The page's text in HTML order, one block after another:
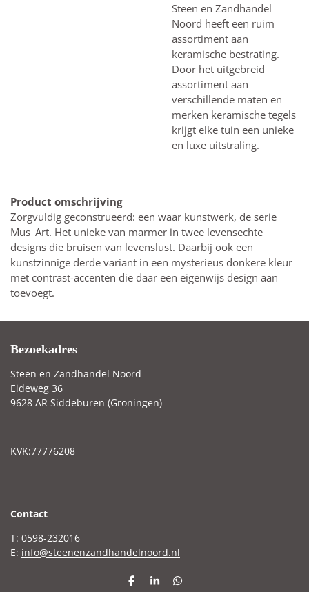
Steen en Zandhandel
Noord heeft een ruim
assortiment aan
keramische bestrating.
Door het uitgebreid
assortiment aan
verschillende maten en
merken keramische tegels
krijgt elke tuin een unieke
en luxe uitstraling.
Product omschrijving
Zorgvuldig geconstrueerd: een waar kunstwerk, de serie
Mus_Art. Het unieke van marmer in twee levensechte
designs die bruisen van levenslust. Daarbij ook een
kunstzinnige derde variant in een mysterieus donkere kleur
met contrast-accenten die daar een eigenwijs design aan
toevoegt.
Bezoekadres
Steen en Zandhandel Noord
Eideweg 36
9628 AR Siddeburen (Groningen)
KVK:77776208
Contact
T: 0598-232016
E: info@steenenzandhandelnoord.nl
D
S
D